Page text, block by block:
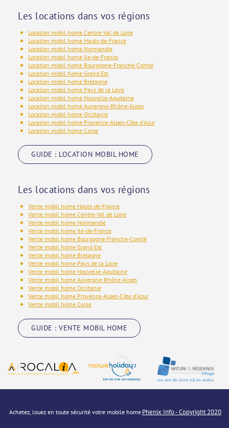
Les locations dans vos régions
Location mobil home Centre-Val de Loire
Location mobil home Hauts-de-France
Location mobil home Normandie
Location mobil home Ile-de-France
Location mobil home Bourgogne-Franche-Comté
Location mobil home Grand Est
Location mobil home Bretagne
Location mobil home Pays de la Loire
Location mobil home Nouvelle-Aquitaine
Location mobil home Auvergne-Rhône-Alpes
Location mobil home Occitanie
Location mobil home Provence-Alpes-Côte d'Azur
Location mobil home Corse
GUIDE : LOCATION MOBIL HOME
Les locations dans vos régions
Vente mobil home Hauts-de-France
Vente mobil home Centre-Val de Loire
Vente mobil home Normandie
Vente mobil home Ile-de-France
Vente mobil home Bourgogne-Franche-Comté
Vente mobil home Grand Est
Vente mobil home Bretagne
Vente mobil home Pays de la Loire
Vente mobil home Nouvelle-Aquitaine
Vente mobil home Auvergne-Rhône-Alpes
Vente mobil home Occitanie
Vente mobil home Provence-Alpes-Côte d'Azur
Vente mobil home Corse
GUIDE : VENTE MOBIL HOME
Achetez, louez en toute sécurité votre mobile home Phenix Info - Copyright 2020